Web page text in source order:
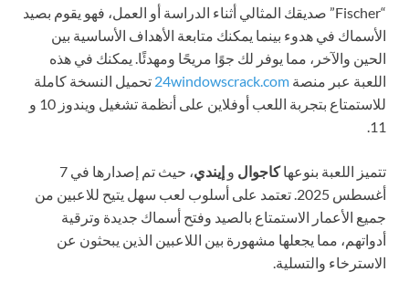
“Fischer” صديقك المثالي أثناء الدراسة أو العمل، فهو يقوم بصيد
الأسماك في هدوء بينما يمكنك متابعة الأهداف الأساسية بين
الحين والآخر، مما يوفر لك جوًا مريحًا ومهدئًا. يمكنك في هذه
اللعبة عبر منصة 24windowscrack.com تحميل النسخة كاملة
للاستمتاع بتجربة اللعب أوفلاين على أنظمة تشغيل ويندوز 10 و
11.
تتميز اللعبة بنوعهاكاجوال و إيندي
، حيث تم إصدارها في 7
أغسطس 2025. تعتمد على أسلوب لعب سهل يتيح للاعبين من
جميع الأعمار الاستمتاع بالصيد وفتح أسماك جديدة وترقية
أدواتهم، مما يجعلها مشهورة بين اللاعبين الذين يبحثون عن
الاسترخاء والتسلية.